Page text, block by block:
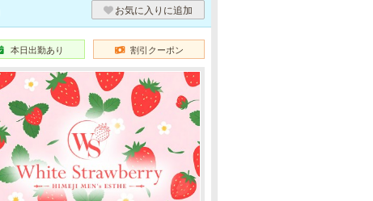
お気に入りに追加
本日出勤あり 割引クーポン